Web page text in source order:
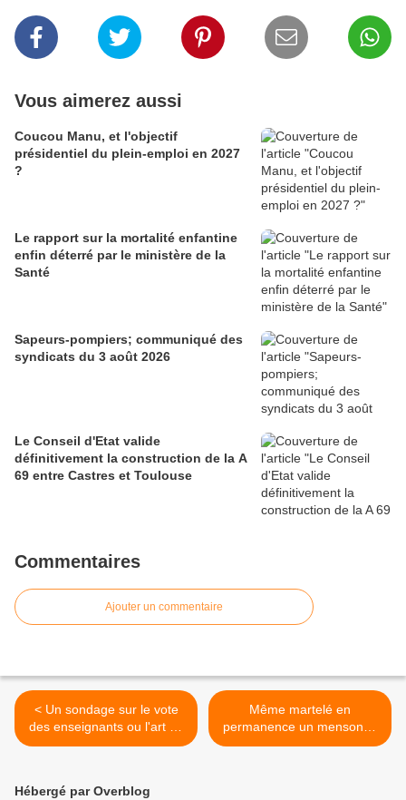
Vous aimerez aussi
Coucou Manu, et l'objectif
présidentiel du plein-emploi en 2027
?
Le rapport sur la mortalité enfantine
enfin déterré par le ministère de la
Santé
Sapeurs-pompiers; communiqué des
syndicats du 3 août 2026
Le Conseil d'Etat valide
définitivement la construction de la A
69 entre Castres et Toulouse
Commentaires
Ajouter un commentaire
< Un sondage sur le vote
des enseignants ou l'art de
casser le thermomètre pour
Même martelé en
permanence un mensonge
ne sera jamais une vérité
Hébergé par Overblog